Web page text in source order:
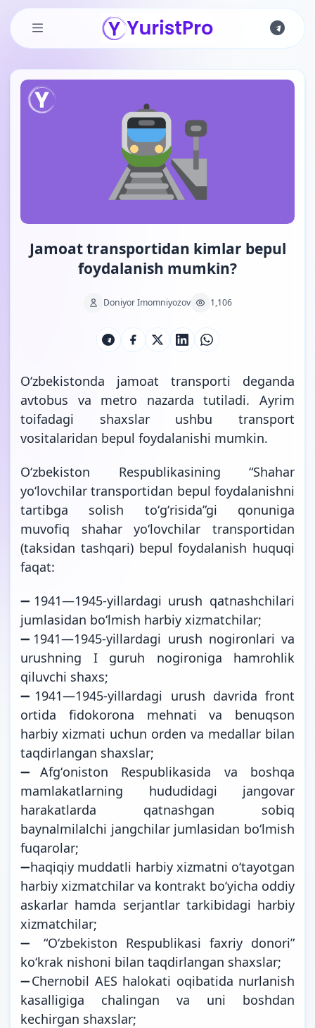
Skip to main content
Jamoat transportidan kimlar bepul
foydalanish mumkin?
Doniyor Imomniyozov 1,106
Oʻzbekistonda jamoat transporti deganda
avtobus va metro nazarda tutiladi. Ayrim
toifadagi shaxslar ushbu transport
vositalaridan bepul foydalanishi mumkin.
Oʻzbekiston Respublikasining “Shahar
yoʻlovchilar transportidan bepul foydalanishni
tartibga solish toʻgʻrisida”gi qonuniga
muvofiq shahar yoʻlovchilar transportidan
(taksidan tashqari) bepul foydalanish huquqi
faqat:
➖1941—1945-yillardagi urush qatnashchilari
jumlasidan boʻlmish harbiy xizmatchilar;
➖1941—1945-yillardagi urush nogironlari va
urushning I guruh nogironiga hamrohlik
qiluvchi shaxs;
➖1941—1945-yillardagi urush davrida front
ortida fidokorona mehnati va benuqson
harbiy xizmati uchun orden va medallar bilan
taqdirlangan shaxslar;
➖Afgʻoniston Respublikasida va boshqa
mamlakatlarning hududidagi jangovar
harakatlarda qatnashgan sobiq
baynalmilalchi jangchilar jumlasidan boʻlmish
fuqarolar;
➖haqiqiy muddatli harbiy xizmatni oʻtayotgan
harbiy xizmatchilar va kontrakt boʻyicha oddiy
askarlar hamda serjantlar tarkibidagi harbiy
xizmatchilar;
➖ “Oʻzbekiston Respublikasi faxriy donori”
koʻkrak nishoni bilan taqdirlangan shaxslar;
➖Chernobil AES halokati oqibatida nurlanish
kasalligiga chalingan va uni boshdan
kechirgan shaxslar;